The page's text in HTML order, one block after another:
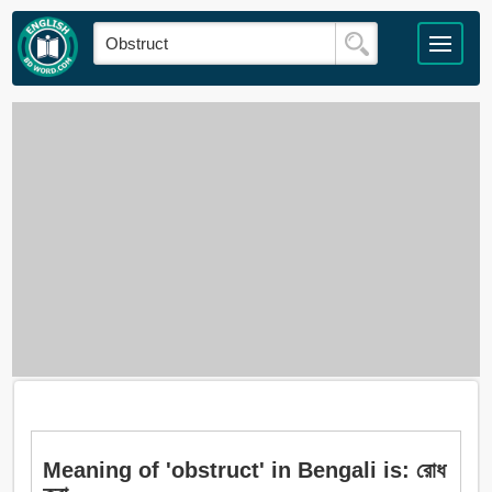
Meaning of 'obstruct' in Bengali is: রোধ